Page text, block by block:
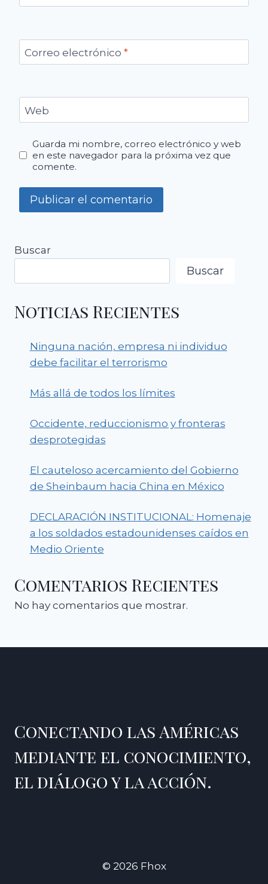
Correo electrónico *
Web
Guarda mi nombre, correo electrónico y web
en este navegador para la próxima vez que
comente.
Buscar
Buscar
Noticias Recientes
Ninguna nación, empresa ni individuo
debe facilitar el terrorismo
Más allá de todos los límites
Occidente, reduccionismo y fronteras
desprotegidas
El cauteloso acercamiento del Gobierno
de Sheinbaum hacia China en México
DECLARACIÓN INSTITUCIONAL: Homenaje
a los soldados estadounidenses caídos en
Medio Oriente
Comentarios Recientes
No hay comentarios que mostrar.
Conectando las Américas
mediante el conocimiento,
el diálogo y la acción.
© 2026 Fhox